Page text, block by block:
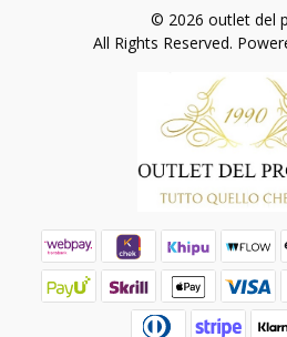
© 2026 outlet del
All Rights Reserved.